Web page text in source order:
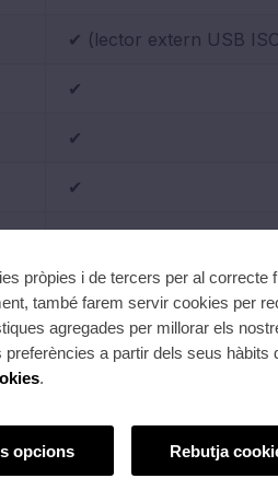
✔ (lector extern USB
✔
✔
✔
Windows 11 Pro
M75q
M75q Gen 5 -
pròpies i de tercers per al correcte
també farem servir cookies per
agregades per millorar els
a partir dels seus
.
opcions Rebutja